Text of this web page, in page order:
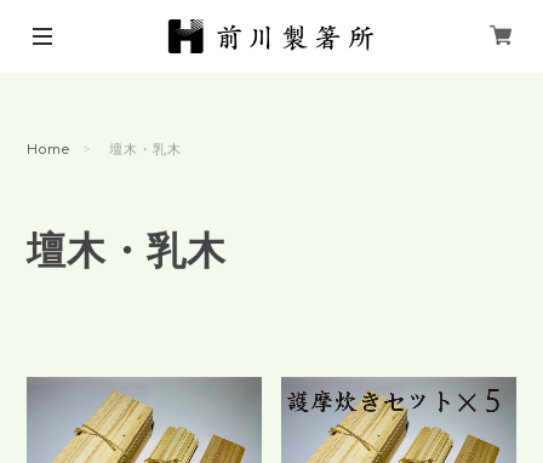
Home 壇木・乳木
壇木・乳木